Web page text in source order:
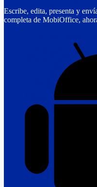
Escribe, edita, presenta y
completa de MobiOffice,